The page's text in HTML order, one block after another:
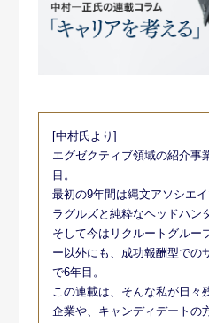
[中村氏より]
エグゼクティブ領域の紹介事
目。
最初の9年間は縄文アソシエ
ラグルズと純粋なヘッドハン
そして今はリクルートグルー
ー以外にも、成功報酬型での
で6年目。
この連載は、そんな私が日々
企業や、キャンディデートの